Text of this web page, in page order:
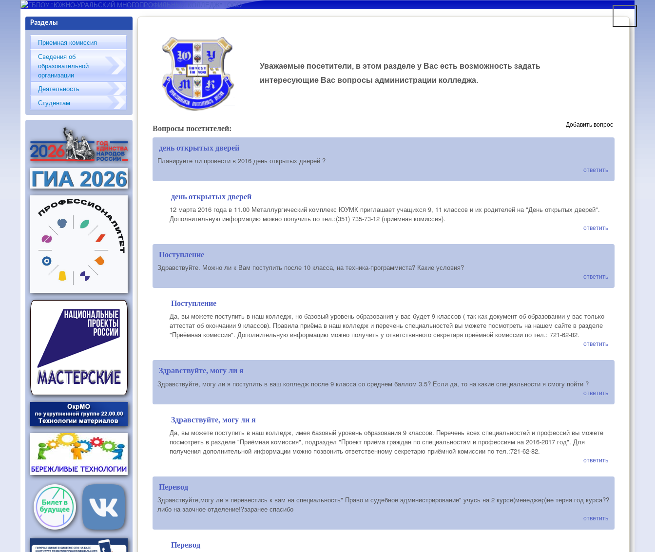
содержанию
ГБПОУ "ЮЖНО-
УРАЛЬСКИЙ
МНОГОПРОФИЛЬНЫЙ
КОЛЛЕДЖ"
Уважаемые посетители, в этом разделе у Вас есть возможность задать
интересующие Вас вопросы администрации колледжа.
Добавить вопрос
Вопросы посетителей:
день открытых дверей
Планируете ли провести в 2016 день открытых дверей ?
ответить
день открытых дверей
12 марта 2016 года в 11.00 Металлургический комплекс ЮУМК приглашает учащихся 9, 11 классов и их родителей на "День открытых дверей".
Дополнительную информацию можно получить по тел.:(351) 735-73-12 (приёмная комиссия).
ответить
Поступление
Здравствуйте. Можно ли к Вам поступить после 10 класса, на техника-программиста? Какие условия?
ответить
Поступление
Да, вы можете поступить в наш колледж, но базовый уровень образования у вас будет 9 классов ( так как документ об образовании у вас только
аттестат об окончании 9 классов). Правила приёма в наш колледж и перечень специальностей вы можете посмотреть на нашем сайте в разделе
"Приёмная комиссия". Дополнительную информацию можно получить у ответственного секретаря приёмной комиссии по тел.: 721-62-82.
ответить
Здравствуйте, могу ли я
Здравствуйте, могу ли я поступить в ваш колледж после 9 класса со среднем баллом 3.5? Если да, то на какие специальности я смогу пойти ?
ответить
Здравствуйте, могу ли я
Да, вы можете поступить в наш колледж, имея базовый уровень образования 9 классов. Перечень всех специальностей и профессий вы можете
посмотреть в разделе "Приёмная комиссия", подраздел "Проект приёма граждан по специальностям и профессиям на 2016-2017 год". Для
получения дополнительной информации можно позвонить ответственному секретарю приёмной комиссии по тел.:721-62-82.
ответить
Перевод
Здравствуйте,могу ли я перевестись к вам на специальность" Право и судебное администрирование" учусь на 2 курсе(менеджер)не теряя год курса??
либо на заочное отделение!?заранее спасибо
ответить
Перевод
Разделы
Приемная комиссия
Сведения об
образовательной
организации
Деятельность
Студентам